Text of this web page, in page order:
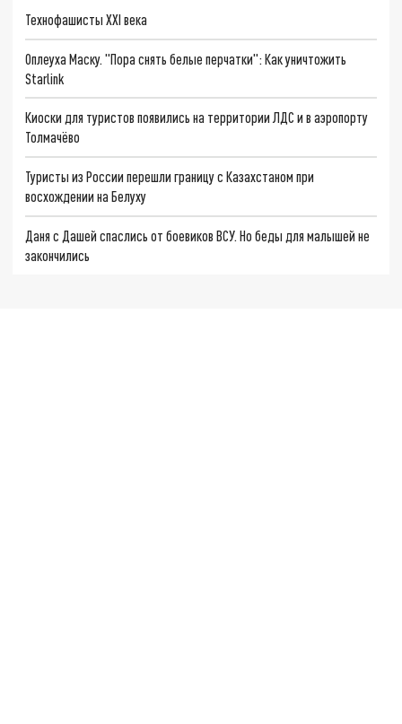
Технофашисты XXI века
Оплеуха Маску. "Пора снять белые перчатки": Как уничтожить
Starlink
Киоски для туристов появились на территории ЛДС и в аэропорту
Толмачёво
Туристы из России перешли границу с Казахстаном при
восхождении на Белуху
Даня с Дашей спаслись от боевиков ВСУ. Но беды для малышей не
закончились